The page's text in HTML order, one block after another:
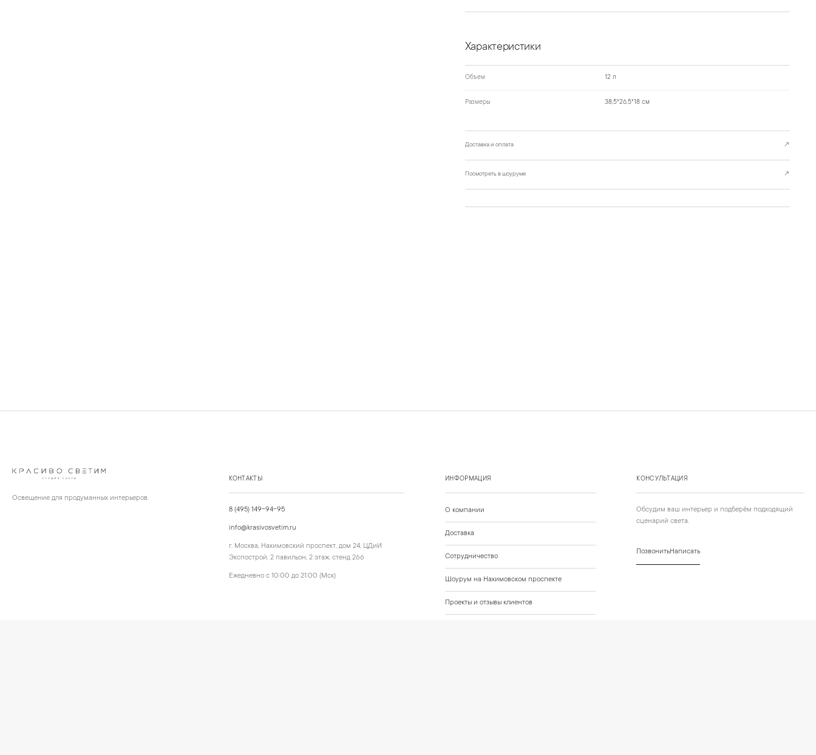
Характеристики
Объем 12 л
Размеры 38,5*26,5*18 см
Доставка и оплата ↗
Посмотреть в шоуруме ↗
Освещение для продуманных интерьеров.
КОНТАКТЫ
8 (495) 149-94-95
info@krasivosvetim.ru
г. Москва, Нахимовский проспект, дом 24, ЦДиИ
Экспострой, 2 павильон, 2 этаж, стенд 266
Ежедневно с 10:00 до 21:00 (Мск)
КОНСУЛЬТАЦИЯ
Обсудим ваш интерьер и подберём подходящий
сценарий света.
ПозвонитьНаписать
ИНФОРМАЦИЯ
О компании
Доставка
Сотрудничество
Шоурум на Нахимовском проспекте
Проекты и отзывы клиентов